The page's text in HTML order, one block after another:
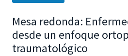
Mesa redonda:
desde un enfoque
traumatológico